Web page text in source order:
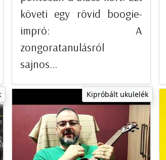
követi egy rövid boogie-
impró: A
zongoratanulásról
sajnos...
Kipróbált ukulelék